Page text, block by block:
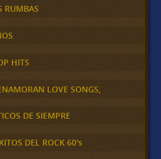
RUMBAS
HITS
LOVE SONGS,
DE SIEMPRE
DEL ROCK 60's